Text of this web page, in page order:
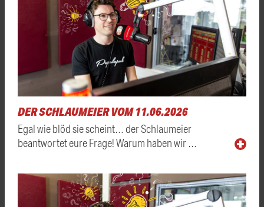
DER SCHLAUMEIER VOM 11.06.2026
Egal wie blöd sie scheint… der Schlaumeier
beantwortet eure Frage! Warum haben wir …